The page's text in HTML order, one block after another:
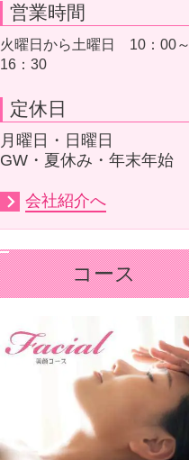
営業時間
火曜日から土曜日 10：00～
16：30
定休日
月曜日・日曜日
GW・夏休み・年末年始
会社紹介へ
コース